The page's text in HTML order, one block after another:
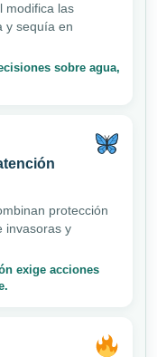
modifica las
y sequía en
sobre agua,
protección
invasoras y
exige acciones